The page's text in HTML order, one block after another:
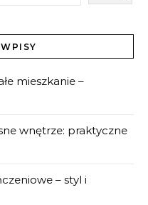
mieszkanie –
wnętrze: praktyczne
– styl i